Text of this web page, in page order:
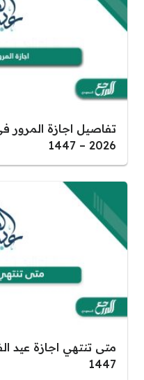
تفاصيل اجازة المرور
2026 – 1447
1447